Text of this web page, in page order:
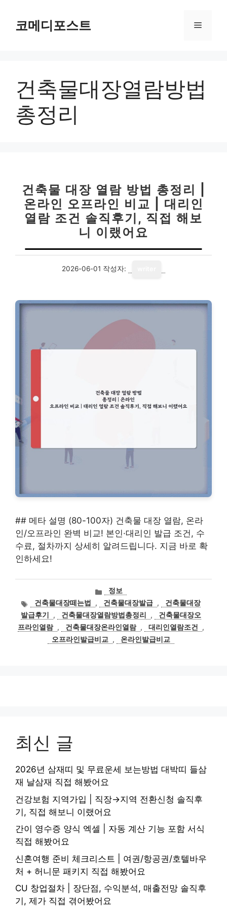
코메디포스트 메
건축물대장열람방법
총정리
건축물 대장 열람 방법 총정리 |
온라인 오프라인 비교 | 대리인
열람 조건 솔직후기, 직접 해보
니 이랬어요
2026-06-01 작성자:
## 메타 설명 (80-100자) 건축물 대장 열람, 온라
인/오프라인 완벽 비교! 본인·대리인 발급 조건, 수
수료, 절차까지 상세히 알려드립니다. 지금 바로 확
인하세요!
카
테
고
리
정보
태
그
건축물대장떼는법 , 건축물대장발급 ,
건축물대장
발급후기
, 건축물대장열람방법총정리 ,
건축물대장오
프라인열람 , 건축물대장온라인열람 , 대리인열람조건
,
오프라인발급비교
, 온라인발급비교
최신 글
2026년 삼재띠 및 무료운세 보는방법 대박띠 들삼
재 날삼재 직접 해봤어요
건강보험 지역가입 | 직장→지역 전환신청 솔직후
기, 직접 해보니 이랬어요
간이 영수증 양식 엑셀 | 자동 계산 기능 포함 서식
직접 해봤어요
신혼여행 준비 체크리스트 | 여권/항공권/호텔바우
처 + 허니문 패키지 직접 해봤어요
CU 창업절차 | 장단점, 수익분석, 매출전망 솔직후
기, 제가 직접 겪어봤어요